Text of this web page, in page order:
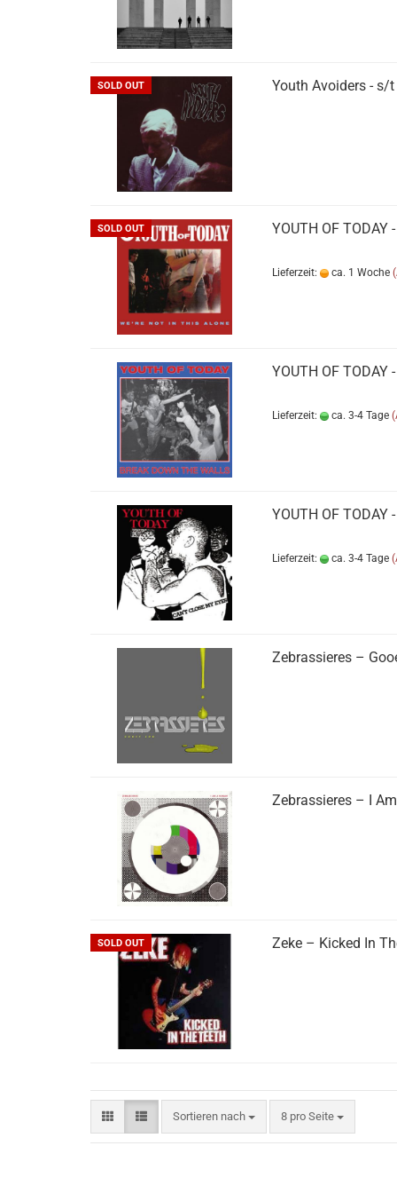
SOLD OUT
Youth Avoiders - s/t
SOLD OUT YOUTH OF
Lieferzeit: ca. 1 Woche
YOUTH OF
Lieferzeit: ca. 3-4 Tage
YOUTH OF TODAY
Lieferzeit: ca. 3-4 Tage
Zebrassieres ‎–
Zebrassieres ‎– I
SOLD OUT
Zeke ‎– Kicked In
Sortieren nach
Sortieren nach 8 pro Seite
pro Seite